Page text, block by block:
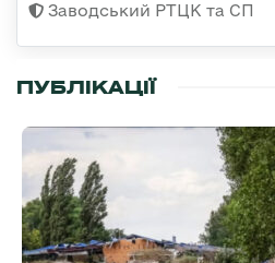
Заводський РТЦК та СП
ПУБЛІКАЦІЇ